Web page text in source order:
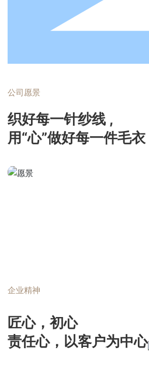
公司愿景
织好每一针纱线 ,
用“心”做好每一件毛衣
企业精神
匠心，初心
责任心，以客户为中心